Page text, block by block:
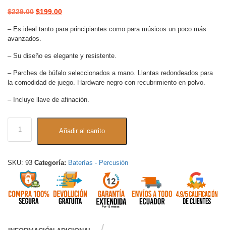
$229.00 $199.00
– Es ideal tanto para principiantes como para músicos un poco más
avanzados.
– Su diseño es elegante y resistente.
– Parches de búfalo seleccionados a mano. Llantas redondeados para
la comodidad de juego. Hardware negro con recubrimiento en polvo.
– Incluye llave de afinación.
Añadir al carrito
SKU: 93 Categoría: Baterías - Percusión